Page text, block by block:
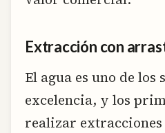
Extracción con
El agua es uno de los
excelencia, y los
realizar